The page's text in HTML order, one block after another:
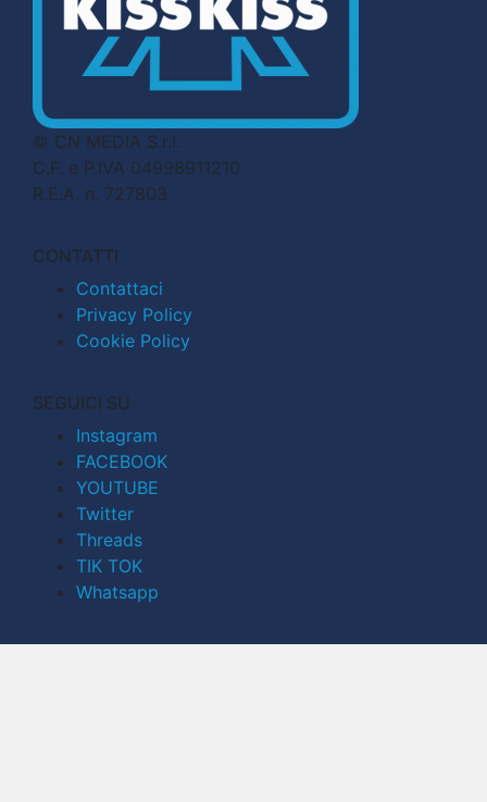
© CN MEDIA S.r.l.
C.F. e P.IVA 04998911210
R.E.A. n. 727803
CONTATTI
Contattaci
Privacy Policy
Cookie Policy
SEGUICI SU
Instagram
FACEBOOK
YOUTUBE
Twitter
Threads
TIK TOK
Whatsapp